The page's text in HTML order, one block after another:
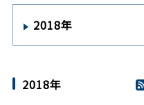
2018年
2018年